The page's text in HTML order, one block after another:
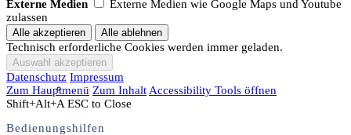
Außerschulischer Lernort
Unser Team & Mitmachen
Externe Medien
Externe Medien wie Google Maps und Youtube
zulassen
Technisch erforderliche Cookies werden immer geladen.
Datenschutz Impressum
Zum Hauptmenü Zum Inhalt Accessibility Tools öffnen
Shift+Alt+A ESC to Close
Bedienungshilfen